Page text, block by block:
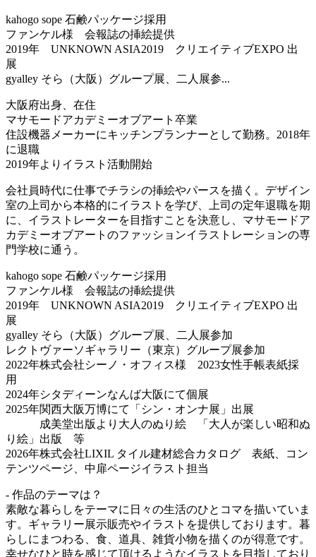
kahogo sope 石鹸パッケージ採用
ファンケル様 会報誌の挿絵提供
2019年 UNKNOWN ASIA2019 クリエイティブEXPO 出
展
gyalley そら（大阪）グループ展、二人展参...
大阪府出身、在住
マサモードアカデミーオブアート卒業
住設機器メーカーにキッチンプランナーとして勤務。2018年
に退職
2019年よりイラスト活動開始
会社員時代に仕事でチラシの挿絵やパースを描く。デザイン
室の上司から本格的にイラストを学び、上司の定年退職を期
に、イラストレーターを目指すことを決意し、マサモードア
カデミーオブアートのファッションイラストレーションの専
門学校に通う。
kahogo sope 石鹸パッケージ採用
ファンケル様 会報誌の挿絵提供
2019年 UNKNOWN ASIA2019 クリエイティブEXPO 出
展
gyalley そら（大阪）グループ展、二人展参加
レクトヴァーソギャラリー（東京）グループ展参加
2022年株式会社シーノ・オフィス様 2023女性手帳表紙採
用
2024年シタディーンなんば大阪にて個展
2025年関西大阪万博にて「シン・オンナ展」出展
成美堂出版より大人のぬり絵 「大人が楽しい昭和ぬ
り絵」出版 等
2026年株式会社LIXIL タイル建材総合カタログ 表紙、コン
テンツページ、中扉ページイラスト担当
- 作品のテーマは？
素敵な暮らしをテーマに日々の生活のひとコマを描いていま
す。ギャラリー展示販売やイラストを提供しております。暮
らしにまつわる、食、道具、雑貨小物を描くのが得意です。
幸せなひと時を感じて頂けるようなイラストを目指しており